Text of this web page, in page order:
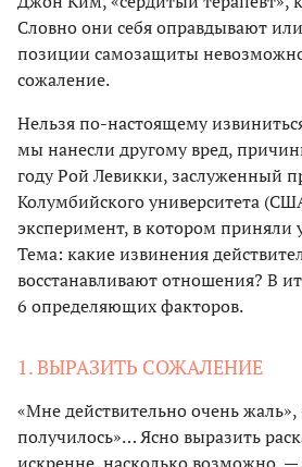
Словно они себя оправдывают
позиции самозащиты
сожаление.
Нельзя по-настоящему
мы нанесли другому вред,
году Рой Левикки, заслуженный
Колумбийского университета
эксперимент, в котором приняли
Тема: какие извинения
восстанавливают отношения? В
6 определяющих факторов.
1. ВЫРАЗИТЬ СОЖАЛЕНИЕ
«Мне действительно очень
получилось»… Ясно выразить